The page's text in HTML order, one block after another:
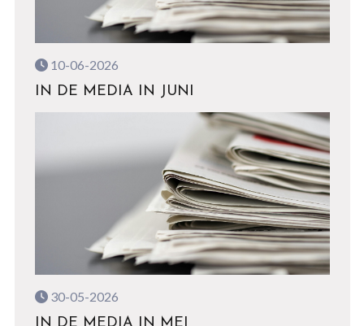
10-06-2026
IN DE MEDIA IN JUNI
30-05-2026
IN DE MEDIA IN MEI